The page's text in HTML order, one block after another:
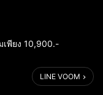
พียง 10,900.-
EZView
LINE VOOM